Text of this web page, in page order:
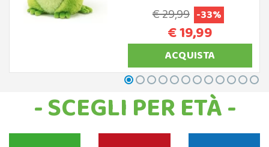
€ 29,99 -33%
€ 19,99
ACQUISTA
- SCEGLI PER ETÀ -